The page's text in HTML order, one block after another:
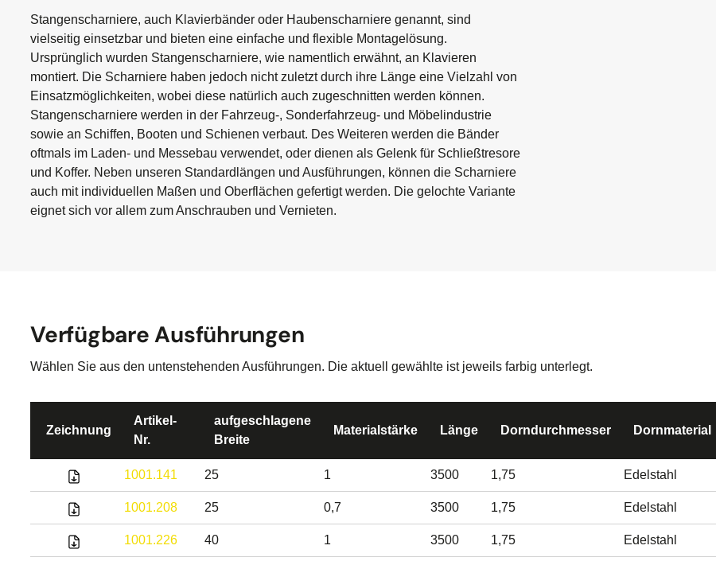
Stangenscharniere, auch Klavierbänder oder Haubenscharniere genannt, sind
vielseitig einsetzbar und bieten eine einfache und flexible Montagelösung.
Ursprünglich wurden Stangenscharniere, wie namentlich erwähnt, an Klavieren
montiert. Die Scharniere haben jedoch nicht zuletzt durch ihre Länge eine Vielzahl von
Einsatzmöglichkeiten, wobei diese natürlich auch zugeschnitten werden können.
Stangenscharniere werden in der Fahrzeug-, Sonderfahrzeug- und Möbelindustrie
sowie an Schiffen, Booten und Schienen verbaut. Des Weiteren werden die Bänder
oftmals im Laden- und Messebau verwendet, oder dienen als Gelenk für Schließtresore
und Koffer. Neben unseren Standardlängen und Ausführungen, können die Scharniere
auch mit individuellen Maßen und Oberflächen gefertigt werden. Die gelochte Variante
eignet sich vor allem zum Anschrauben und Vernieten.
Verfügbare Ausführungen
Wählen Sie aus den untenstehenden Ausführungen. Die aktuell gewählte ist jeweils farbig unterlegt.
Zeichnung
Artikel-
Nr.
aufgeschlagene
Breite
Materialstärke Länge Dorndurchmesser Dornmaterial
1001.141 25 1 3500 1,75 Edelstahl
1001.208 25 0,7 3500 1,75 Edelstahl
1001.226 40 1 3500 1,75 Edelstahl